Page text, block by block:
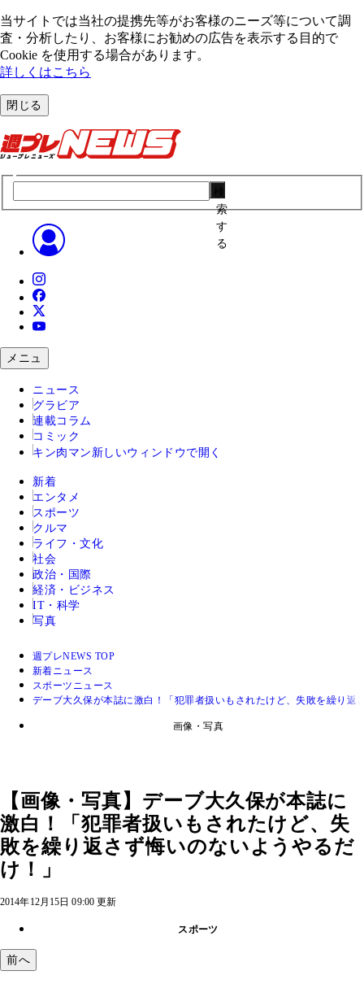
当サイトでは当社の提携先等がお客様のニーズ等について調
査・分析したり、お客様にお勧めの広告を表⽰する⽬的で
Cookie を使⽤する場合があります。
詳しくはこちら
閉じる
索
す
る
メニュ
ニュース
グラビア
連載コラム
コミック
キン肉マン 新しいウィンドウで開く
新着
エンタメ
スポーツ
クルマ
ライフ・文化
社会
政治・国際
経済・ビジネス
IT・科学
写真
週プレNEWS TOP
新着ニュース
スポーツニュース
デーブ大久保が本誌に激白！「犯罪者扱いもされたけど、失敗を繰り返
画像・写真
【画像・写真】デーブ大久保が本誌に
激白！「犯罪者扱いもされたけど、失
敗を繰り返さず悔いのないようやるだ
け！」
2014年12月15日 09:00 更新
スポーツ
前へ